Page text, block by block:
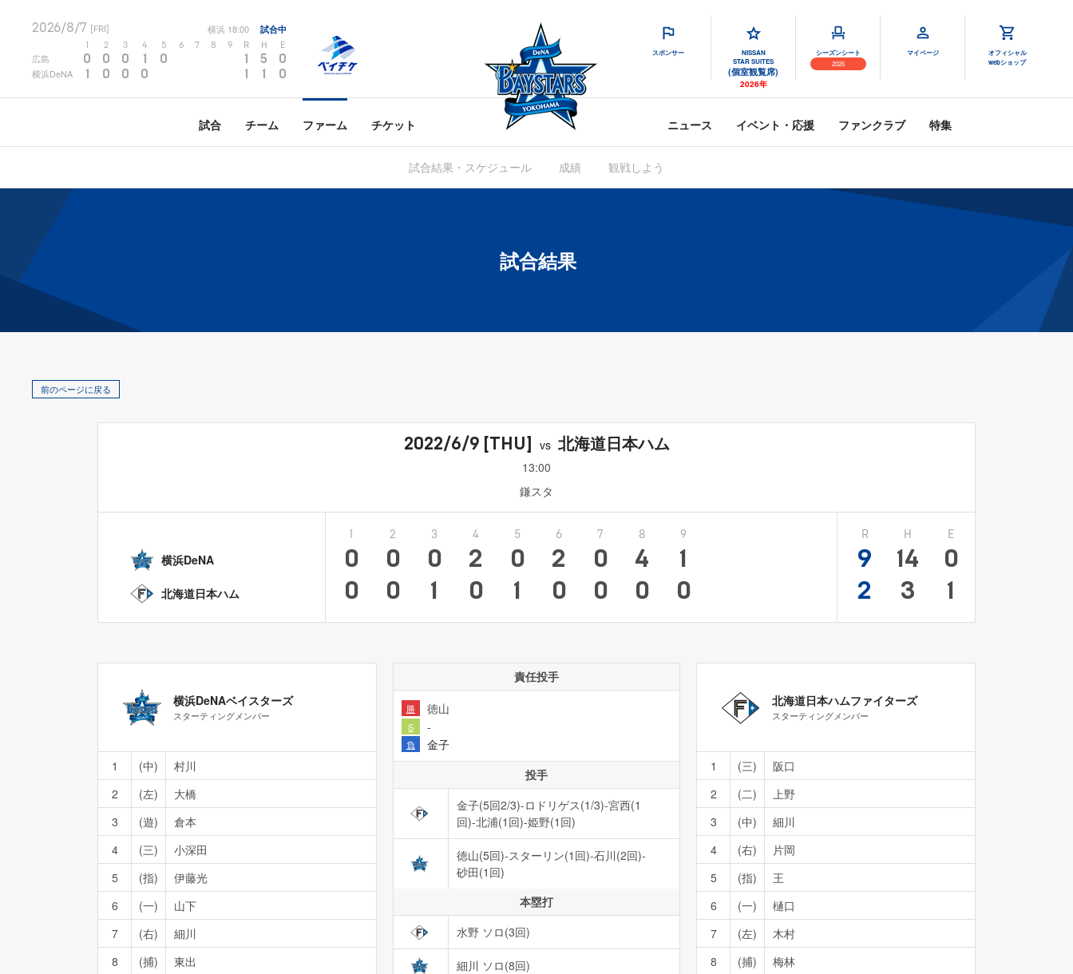
2026/8/7 [FRI] 横浜 18:00 試合中
2 3 4 5 6 7 8 9 R H E
広島 0 0 0 1 0 1 5 0
横浜DeNA 1 0 0 0 1 1 0
スポンサー
NISSAN
STAR SUITES
(個室観覧席)
2026年
シーズンシート
2026
マイページ
オフィシャル
webショップ
試合 チーム ファーム チケット ニュース イベント・応援 ファンクラブ 特集
試合結果・スケジュール 成績 観戦しよう
試合結果
前のページに戻る
2022/6/9 [THU] vs 北海道日本ハム
13:00
鎌スタ
横浜DeNA
北海道日本ハム
0
0
2
0
0
3
0
1
4
2
0
5
0
1
6
2
0
7
0
0
8
4
0
9
1
0
R
9
2
H
14
3
E
0
1
横浜DeNAベイスターズ
スターティングメンバー
1 (中)
村川
2
(左)
大橋
3
(遊)
倉本
4
(三)
小深田
5
(指)
伊藤光
6
(一)
山下
7
(右)
細川
8
(捕)
東出
責任投手
勝 徳山
S -
負
金子
投手
金子(5回2/3)-ロドリゲス(1/3)-宮西(1
回)-北浦(1回)-姫野(1回)
徳山(5回)-スターリン(1回)-石川(2回)-
砂田(1回)
本塁打
水野 ソロ(3回)
細川 ソロ(8回)
北海道日本ハムファイターズ
スターティングメンバー
1 (三)
阪口
2
(二)
上野
3
(中)
細川
4
(右)
片岡
5
(指)
王
6
(一)
樋口
7
(左)
木村
8
(捕)
梅林